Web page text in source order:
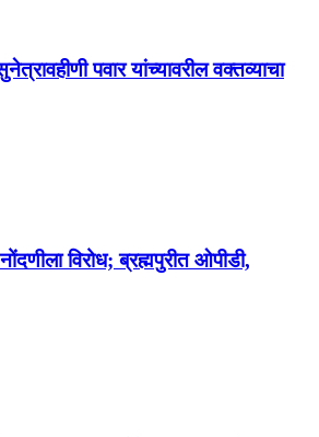
पवार यांच्यावरील वक्तव्याचा
विरोध; ब्रह्मपुरीत ओपीडी,